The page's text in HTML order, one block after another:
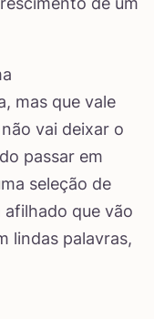
mas que vale
vai deixar o
passar em
seleção de
afilhado que vão
lindas palavras,